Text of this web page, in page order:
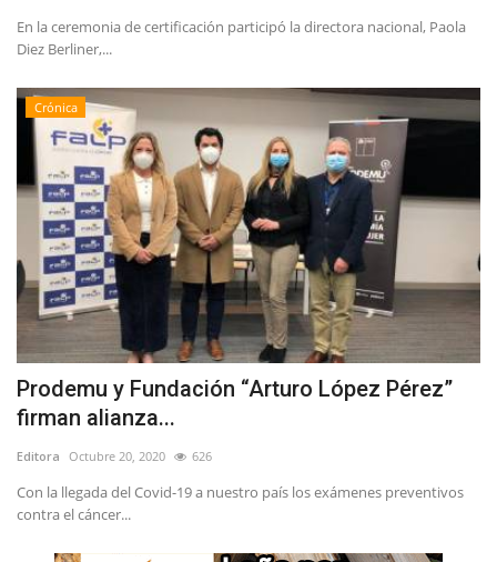
En la ceremonia de certificación participó la directora nacional, Paola
Diez Berliner,...
Crónica
Prodemu y Fundación “Arturo López Pérez”
firman alianza...
Editora Octubre 20, 2020 626
Con la llegada del Covid-19 a nuestro país los exámenes preventivos
contra el cáncer...